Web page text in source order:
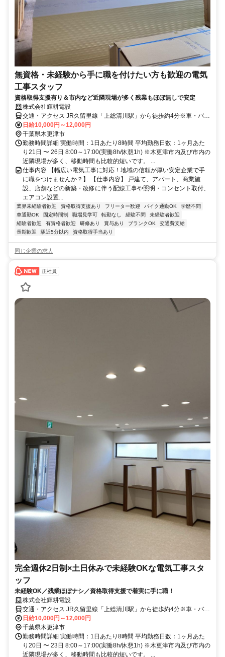
無資格・未経験から手に職を付けたい方も歓迎の電気
工事スタッフ
資格取得支援有り＆市内など近隣現場が多く残業もほぼ無しで安定
株式会社輝耕電設
交通・アクセス JR久留里線「上総清川駅」から徒歩約4分※車・バイ
ク通勤OK
日給10,000円～12,000円
千葉県木更津市
勤務時間詳細 実働時間：1日あたり8時間 平均勤務日数：1ヶ月あた
り21日 〜 26日 8:00～17:00(実働8h/休憩1h) ※木更津市内及び市内の
近隣現場が多く、移動時間も比較的短いです。 ...
仕事内容 【幅広い電気工事に対応！地域の信頼が厚い安定企業で手
に職をつけませんか？】 【仕事内容】 戸建て、アパート、商業施
設、店舗などの新築・改修に伴う配線工事や照明・コンセント取付、
エアコン設置...
業界未経験者歓迎 資格取得支援あり フリーター歓迎 バイク通勤OK
学歴不問
車通勤OK
固定時間制 職場見学可 転勤なし 経験不問
未経験者歓迎
経験者歓迎
有資格者歓迎 研修あり 賞与あり ブランクOK
交通費支給
長期歓迎
駅近5分以内 資格取得手当あり
同じ企業の求人
正社員
完全週休2日制×土日休みで未経験OKな電気工事スタ
ッフ
未経験OK／残業ほぼナシ／資格取得支援で着実に手に職！
株式会社輝耕電設
交通・アクセス JR久留里線「上総清川駅」から徒歩約4分※車・バイ
ク通勤OK
日給10,000円～12,000円
千葉県木更津市
勤務時間詳細 実働時間：1日あたり8時間 平均勤務日数：1ヶ月あた
り20日 〜 23日 8:00～17:00(実働8h/休憩1h) ※木更津市内及び市内の
近隣現場が多く、移動時間も比較的短いです。 ...